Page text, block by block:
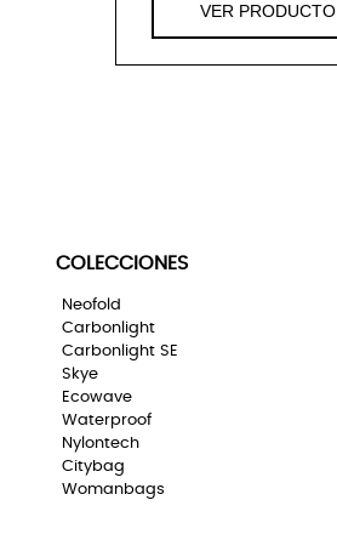
VER PRODUCTO
COLECCIONES
Neofold
Carbonlight
Carbonlight SE
Skye
Ecowave
Waterproof
Nylontech
Citybag
Womanbags